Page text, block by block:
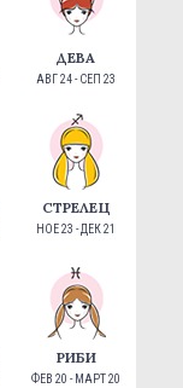
ДЕВА
АВГ 24 - СЕП 23
СТРЕЛЕЦ
НОЕ 23 - ДЕК 21
РИБИ
ФЕВ 20 - МАРТ 20